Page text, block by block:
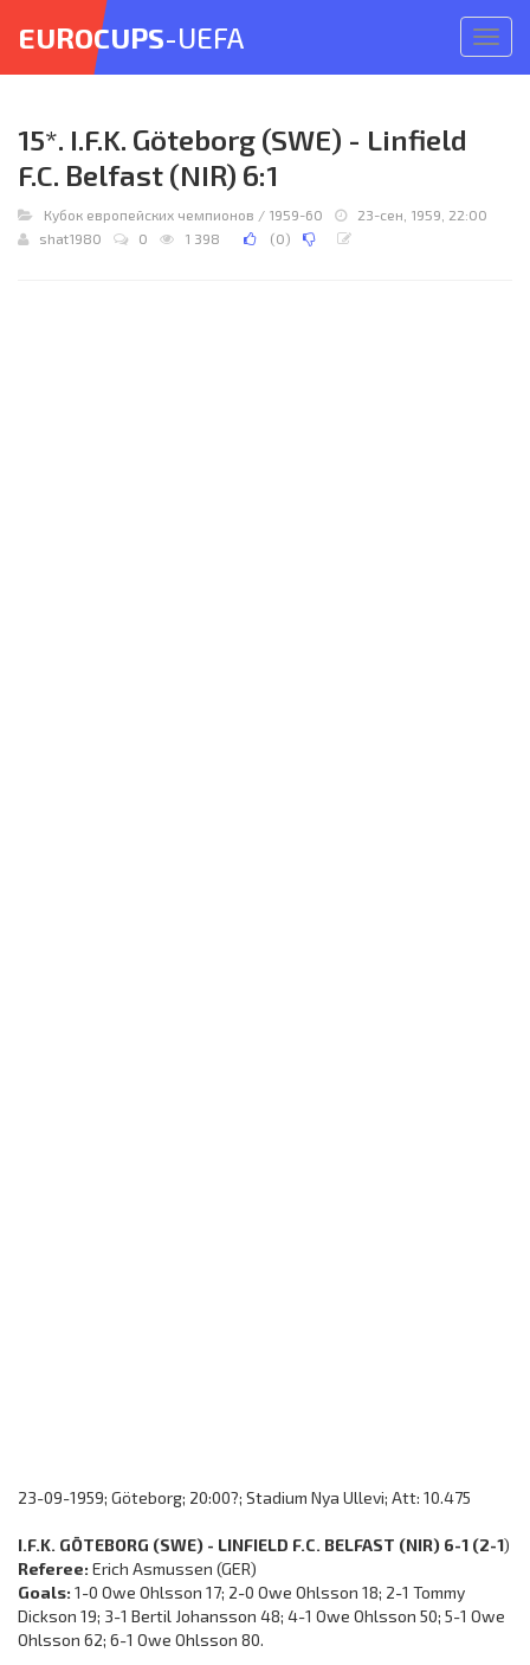
меню
EUROCUPS-UEFA
15*. I.F.K. Göteborg (SWE) - Linfield
F.C. Belfast (NIR) 6:1
Кубок европейских чемпионов / 1959-60
23-сен, 1959, 22:00
shat1980
0 1 398 (0)
23-09-1959; Göteborg; 20:00?; Stadium Nya Ullevi; Att: 10.475
I.F.K. GÖTEBORG (SWE) - LINFIELD F.C. BELFAST (NIR) 6-1 (2-1)
Referee: Erich Asmussen (GER)
Goals: 1-0 Owe Ohlsson 17; 2-0 Owe Ohlsson 18; 2-1 Tommy
Dickson 19; 3-1 Bertil Johansson 48; 4-1 Owe Ohlsson 50; 5-1 Owe
Ohlsson 62; 6-1 Owe Ohlsson 80.